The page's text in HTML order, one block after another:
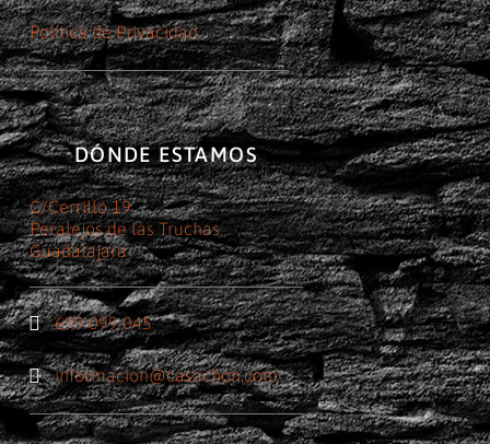
Política de Privacidad
DÓNDE ESTAMOS
C/Cerrillo 19
Peralejos de las Truchas
Guadalajara
699 099 045
informacion@casachon.com